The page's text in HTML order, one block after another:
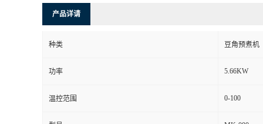
产品详请
种类 豆角预煮机
功率 5.66KW
温控范围 0-100